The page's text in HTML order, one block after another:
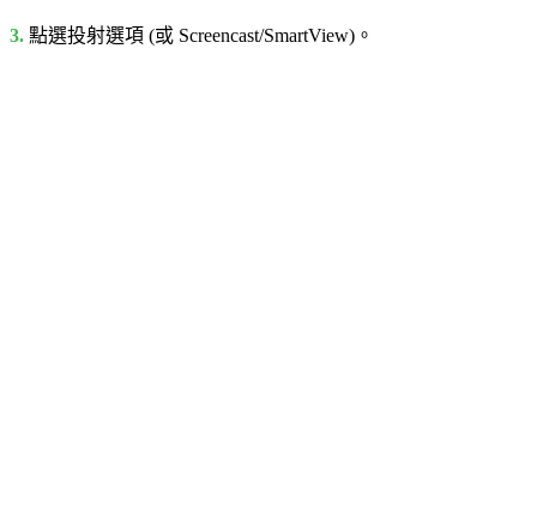
3. 點選投射選項 (或 Screencast/SmartView)。